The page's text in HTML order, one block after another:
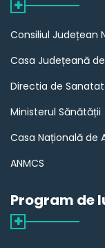
Consiliul Județean
Casa Județeană
Directia de
Ministerul Sănătății
Casa Națională de
ANMCS
Program de